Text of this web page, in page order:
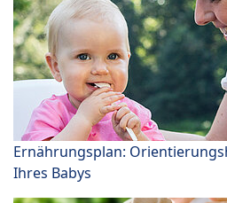
Ernährungsplan:
Ihres Babys